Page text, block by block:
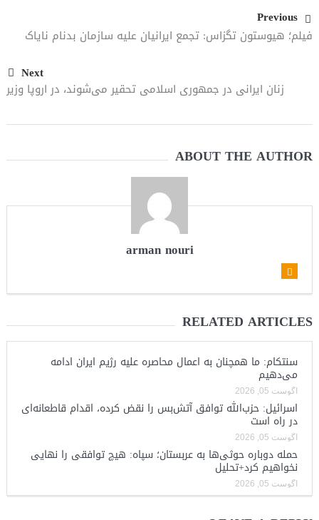
Previous
فیلم؛ هیوستون تگزاس: تجمع ایرانیان علیه سازمان بدنام نایاک
Next
زنان ایرانی در جمهوری اسلامی تحقیر می‌شوند، در اروپا وزیر
ABOUT THE AUTHOR
arman nouri
RELATED ARTICLES
سنتکام: ما همچنان به اعمال محاصره علیه رژیم ایران ادامه
می‌دهیم
آگوست 05, 2026
اسرائیل: حزب‌الله توافق آتش‌بس را نقض کرده، اقدام قاطعانه‌ای
در راه است
آگوست 05, 2026
حمله دوباره حوثی‌ها به عربستان؛ سپاه: هیچ توافقی را نهایی
نخواهیم کرد+تحلیل
آگوست 05, 2026